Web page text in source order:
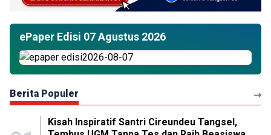
ePaper Edisi 07 Agustus 2026
Berita Populer
Kisah Inspiratif Santri Cireundeu Tangsel,